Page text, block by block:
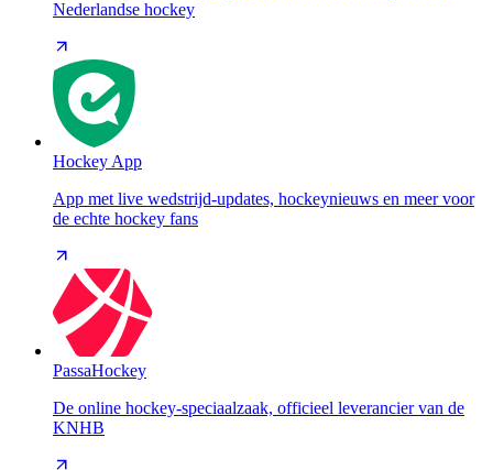
Nederlandse hockey
Hockey App
App met live wedstrijd-updates, hockeynieuws en meer voor
de echte hockey fans
PassaHockey
De online hockey-speciaalzaak, officieel leverancier van de
KNHB